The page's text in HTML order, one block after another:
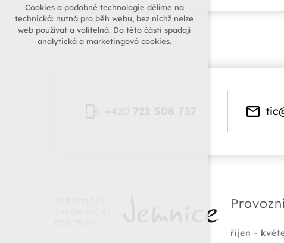
říjen -
Odmítnout vše
Cookies a podobné technologie dělíme na
technická: nutná pro běh webu, bez nichž nelze
web používat a volitelná. Do této části spadají
analytická a marketingová cookies.